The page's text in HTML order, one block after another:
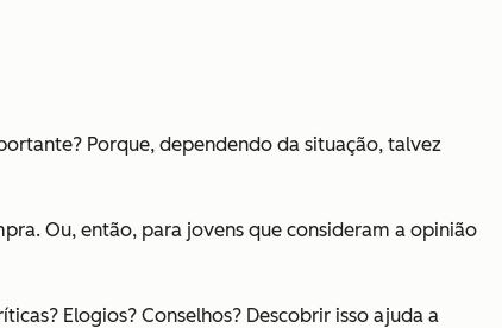
Porque, dependendo da situação, talvez
Ou, então, para jovens que consideram a opinião
Elogios? Conselhos? Descobrir isso ajuda a